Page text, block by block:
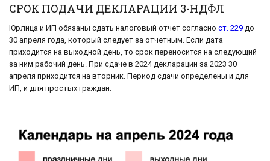
СРОК ПОДАЧИ ДЕКЛАРАЦИИ 3-НДФЛ
Юрлица и ИП обязаны сдать налоговый отчет согласно ст. 229 до
30 апреля года, который следует за отчетным. Если дата
приходится на выходной день, то срок переносится на следующий
за ним рабочий день. При сдаче в 2024 декларации за 2023 30
апреля приходится на вторник. Период сдачи определены и для
ИП, и для простых граждан.